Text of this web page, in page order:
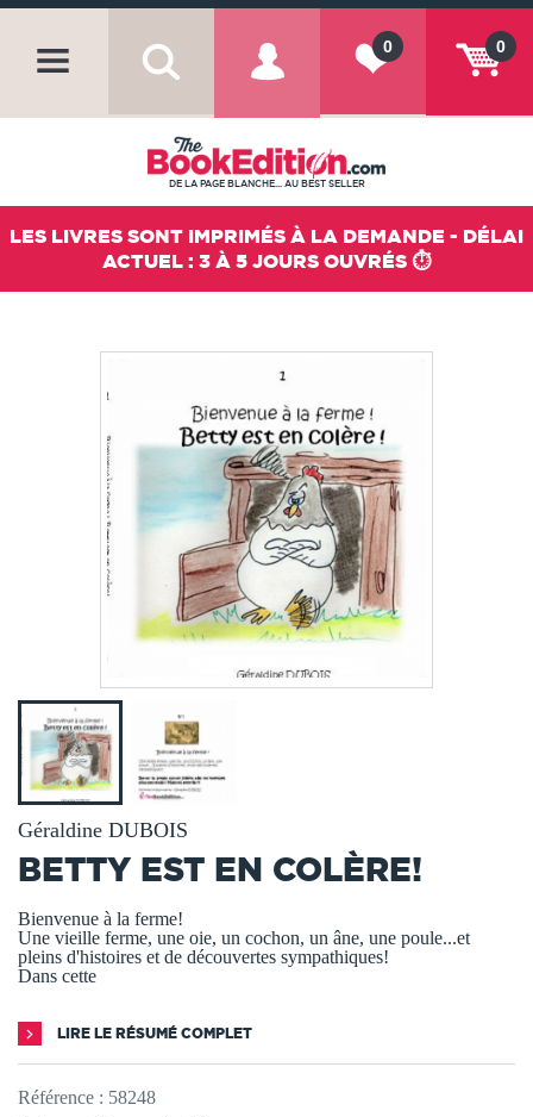
0
0
DE LA PAGE BLANCHE... AU BEST SELLER
LES LIVRES SONT IMPRIMÉS À LA DEMANDE - DÉLAI
ACTUEL : 3 À 5 JOURS OUVRÉS ⏱️
Géraldine DUBOIS
BETTY EST EN COLÈRE!
Bienvenue à la ferme!
Une vieille ferme, une oie, un cochon, un âne, une poule...et
pleins d'histoires et de découvertes sympathiques!
Dans cette
LIRE LE RÉSUMÉ COMPLET
Référence : 58248